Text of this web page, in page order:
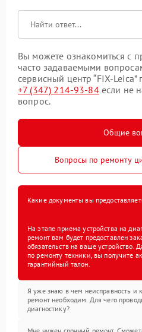
Вы можете ознакомиться с
часто задаваемыми
сервисный центр “FIX-
+7 (347) 214-93-84если не
вопрос.
Общие
Вопросы по ремонту
Какие документы вы
На этапе приема устройства на
ремонт вам будет предоставлен
обязательств на ваше устройство.
по ремонту техники, вы получите
гарантийный талон.
Я уже знаю в чем неисправность и
ремонт необходим. Для чего
диагностику?
Мне нужен срочный ремонт.